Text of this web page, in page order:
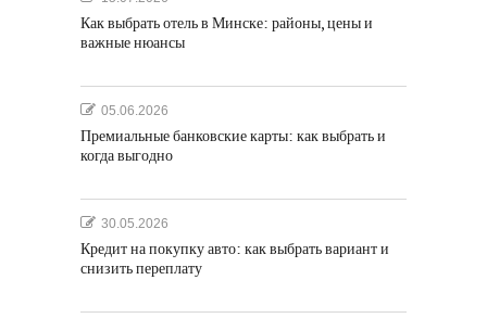
Как выбрать отель в Минске: районы, цены и
важные нюансы
05.06.2026
Премиальные банковские карты: как выбрать и
когда выгодно
30.05.2026
Кредит на покупку авто: как выбрать вариант и
снизить переплату